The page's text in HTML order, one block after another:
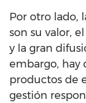
Por otro lado,
son su valor,
y la gran
embargo, hay
productos de
gestión